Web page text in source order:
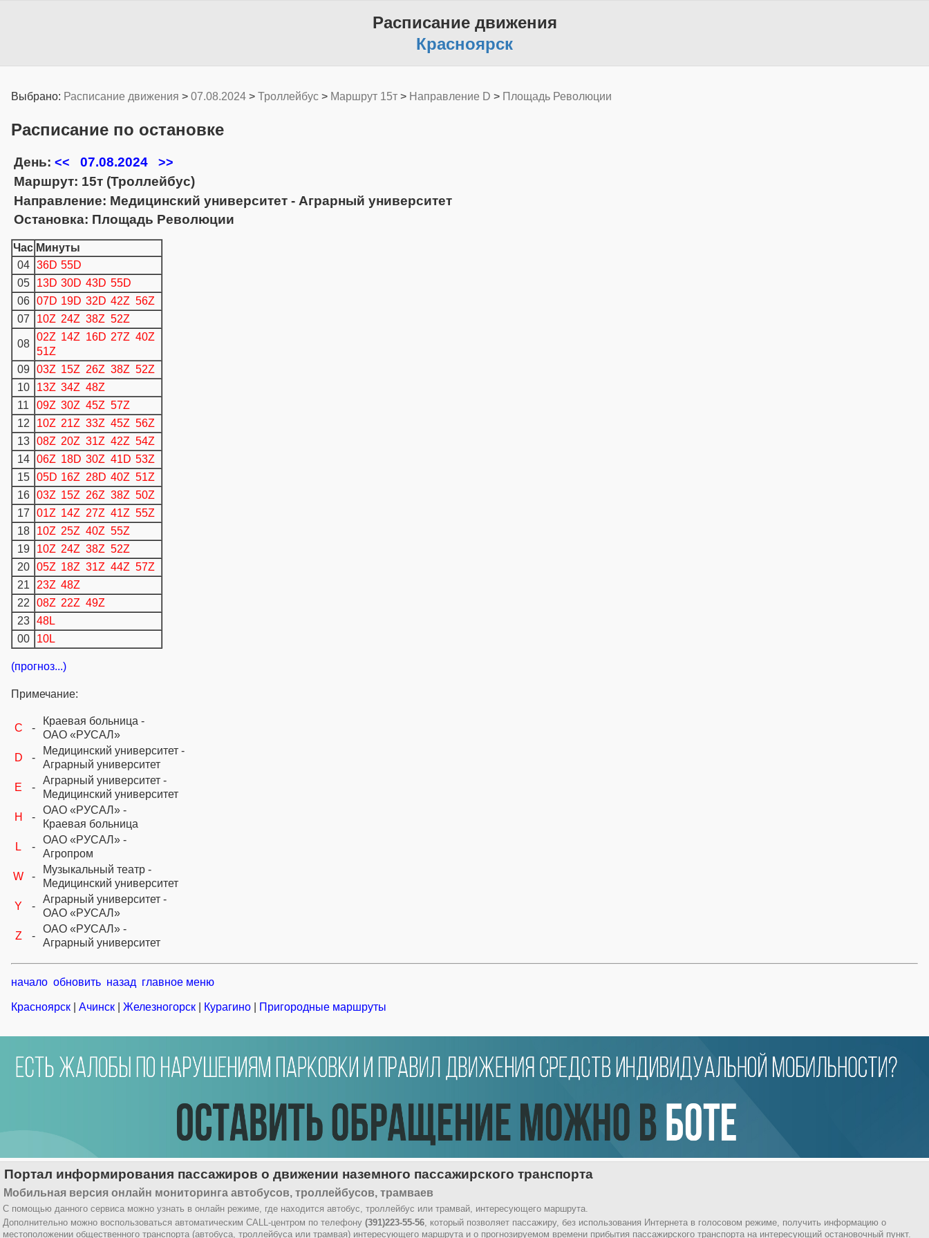
Расписание движения
Красноярск
Выбрано: Расписание движения > 07.08.2024 > Троллейбус > Маршрут 15т > Направление D > Площадь Революции
Расписание по остановке
День: << 07.08.2024 >>
Маршрут: 15т (Троллейбус)
Направление: Медицинский университет - Аграрный университет
Остановка: Площадь Революции
Час Минуты
04
36D 55D
05
13D 30D 43D 55D
06
07D 19D 32D 42Z 56Z
07
10Z 24Z 38Z 52Z
08
02Z 14Z 16D 27Z 40Z
51Z
09
03Z 15Z 26Z 38Z 52Z
10
13Z 34Z 48Z
11
09Z 30Z 45Z 57Z
12
10Z 21Z 33Z 45Z 56Z
13
08Z 20Z 31Z 42Z 54Z
14
06Z 18D 30Z 41D 53Z
15
05D 16Z 28D 40Z 51Z
16
03Z 15Z 26Z 38Z 50Z
17
01Z 14Z 27Z 41Z 55Z
18
10Z 25Z 40Z 55Z
19
10Z 24Z 38Z 52Z
20
05Z 18Z 31Z 44Z 57Z
21
23Z 48Z
22
08Z 22Z 49Z
23
48L
00
10L
(прогноз...)
Примечание:
C -
Краевая больница -
ОАО «РУСАЛ»
D
-
Медицинский университет -
Аграрный университет
E
-
Аграрный университет -
Медицинский университет
H
-
ОАО «РУСАЛ» -
Краевая больница
L
-
ОАО «РУСАЛ» -
Агропром
W
-
Музыкальный театр -
Медицинский университет
Y
-
Аграрный университет -
ОАО «РУСАЛ»
Z
-
ОАО «РУСАЛ» -
Аграрный университет
начало обновить назад главное меню
Красноярск Ачинск Железногорск Курагино Пригородные маршруты
Портал информирования пассажиров о движении наземного пассажирского транспорта
Мобильная версия онлайн мониторинга автобусов, троллейбусов, трамваев
С помощью данного сервиса можно узнать в онлайн режиме, где находится автобус, троллейбус или трамвай, интересующего маршрута.
Дополнительно можно воспользоваться автоматическим CALL-центром по телефону (391)223-55-56, который позволяет пассажиру, без использования Интернета в голосовом режиме, получить информацию о
местоположении общественного транспорта (автобуса, троллейбуса или трамвая) интересующего маршрута и о прогнозируемом времени прибытия пассажирского транспорта на интересующий остановочный пункт.